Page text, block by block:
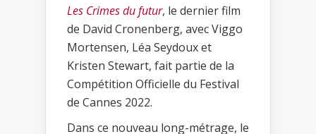
Les Crimes du futur, le dernier film
de David Cronenberg, avec Viggo
Mortensen, Léa Seydoux et
Kristen Stewart, fait partie de la
Compétition Officielle du Festival
de Cannes 2022.
Dans ce nouveau long-métrage, le